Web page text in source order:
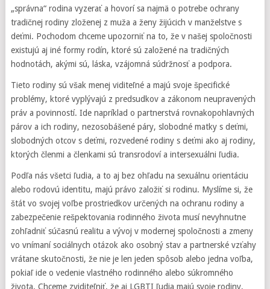
„správna“ rodina vyzerať a hovorí sa najmä o potrebe ochrany
tradičnej rodiny zloženej z muža a ženy žijúcich v manželstve s
deťmi. Pochodom chceme upozorniť na to, že v našej spoločnosti
existujú aj iné formy rodín, ktoré sú založené na tradičných
hodnotách, akými sú, láska, vzájomná súdržnosť a podpora.
Tieto rodiny sú však menej viditeľné a majú svoje špecifické
problémy, ktoré vyplývajú z predsudkov a zákonom neupravených
práv a povinností. Ide napríklad o partnerstvá rovnakopohlavných
párov a ich rodiny, nezosobášené páry, slobodné matky s deťmi,
slobodných otcov s deťmi, rozvedené rodiny s deťmi ako aj rodiny,
ktorých členmi a členkami sú transrodoví a intersexuálni ľudia.
Podľa nás všetci ľudia, a to aj bez ohľadu na sexuálnu orientáciu
alebo rodovú identitu, majú právo založiť si rodinu. Myslíme si, že
štát vo svojej voľbe prostriedkov určených na ochranu rodiny a
zabezpečenie rešpektovania rodinného života musí nevyhnutne
zohľadniť súčasnú realitu a vývoj v modernej spoločnosti a zmeny
vo vnímaní sociálnych otázok ako osobný stav a partnerské vzťahy
vrátane skutočnosti, že nie je len jeden spôsob alebo jedna voľba,
pokiaľ ide o vedenie vlastného rodinného alebo súkromného
života. Chceme zviditeľniť, že aj LGBTI ľudia majú svoje rodiny,